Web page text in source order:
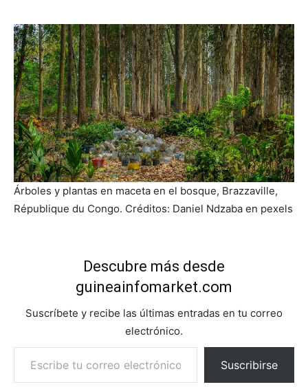
Árboles y plantas en maceta en el bosque, Brazzaville,
République du Congo. Créditos: Daniel Ndzaba en pexels
Descubre más desde
guineainfomarket.com
Suscríbete y recibe las últimas entradas en tu correo
electrónico.
Escribe tu correo electrónico…
Suscribirse